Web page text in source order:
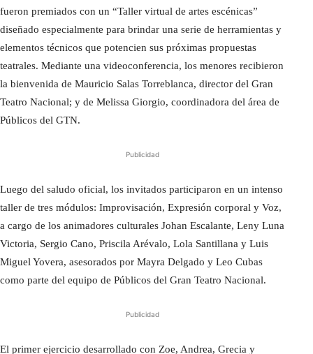
fueron premiados con un “Taller virtual de artes escénicas”
diseñado especialmente para brindar una serie de herramientas y
elementos técnicos que potencien sus próximas propuestas
teatrales. Mediante una videoconferencia, los menores recibieron
la bienvenida de Mauricio Salas Torreblanca, director del Gran
Teatro Nacional; y de Melissa Giorgio, coordinadora del área de
Públicos del GTN.
Publicidad
Luego del saludo oficial, los invitados participaron en un intenso
taller de tres módulos: Improvisación, Expresión corporal y Voz,
a cargo de los animadores culturales Johan Escalante, Leny Luna
Victoria, Sergio Cano, Priscila Arévalo, Lola Santillana y Luis
Miguel Yovera, asesorados por Mayra Delgado y Leo Cubas
como parte del equipo de Públicos del Gran Teatro Nacional.
Publicidad
El primer ejercicio desarrollado con Zoe, Andrea, Grecia y